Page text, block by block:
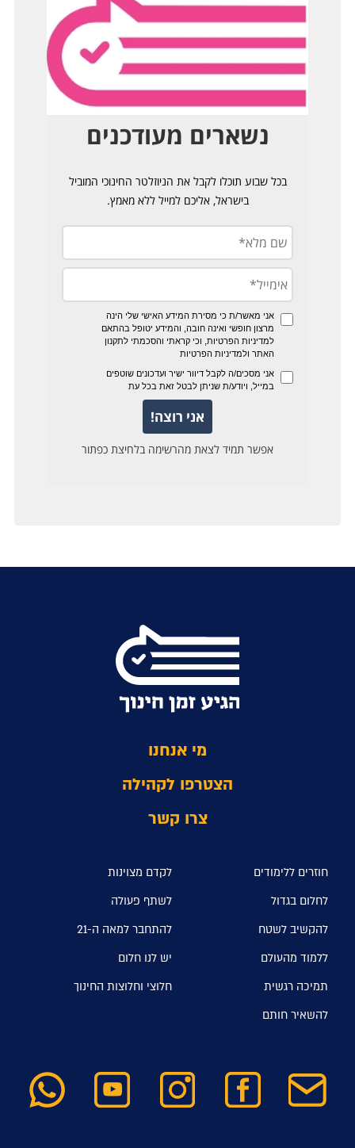
מי אנחנו
הצטרפו לקהילה
צרו קשר
חוזרים ללימודים
לקדם מצוינות
לחלום בגדול
לשתף פעולה
להקשיב לשטח
להתחבר למאה ה-21
ללמוד מהעולם
יש לנו חלום
תמיכה רגשית
חלוצי וחלוצות החינוך
להשאיר חותם